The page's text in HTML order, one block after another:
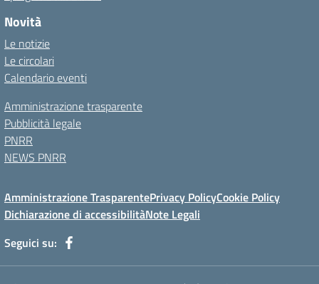
Novità
Le notizie
Le circolari
Calendario eventi
Amministrazione trasparente
Pubblicità legale
PNRR
NEWS PNRR
Amministrazione TrasparentePrivacy PolicyCookie Policy
Dichiarazione di accessibilitàNote Legali
Seguici su: